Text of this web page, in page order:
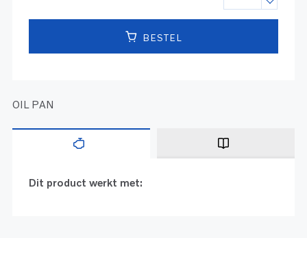
BESTEL
OIL PAN
Dit product werkt met: